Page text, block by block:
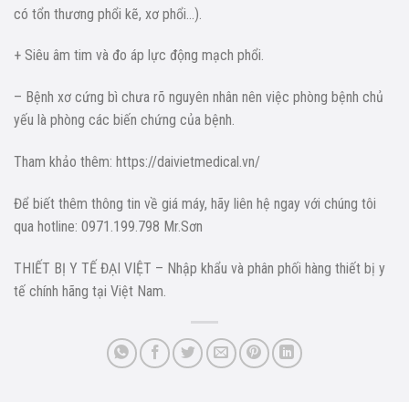
có tổn thương phổi kẽ, xơ phổi…).
+ Siêu âm tim và đo áp lực động mạch phổi.
– Bệnh xơ cứng bì chưa rõ nguyên nhân nên việc phòng bệnh chủ
yếu là phòng các biến chứng của bệnh.
Tham khảo thêm: https://daivietmedical.vn/
Để biết thêm thông tin về giá máy, hãy liên hệ ngay với chúng tôi
qua hotline: 0971.199.798 Mr.Sơn
THIẾT BỊ Y TẾ ĐẠI VIỆT – Nhập khẩu và phân phối hàng thiết bị y
tế chính hãng tại Việt Nam.